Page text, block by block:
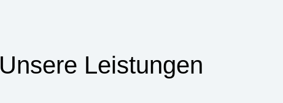
Unsere Leistungen